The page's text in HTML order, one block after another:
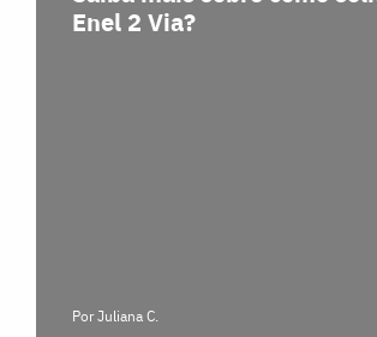
Enel 2 Via?
Por Juliana C.